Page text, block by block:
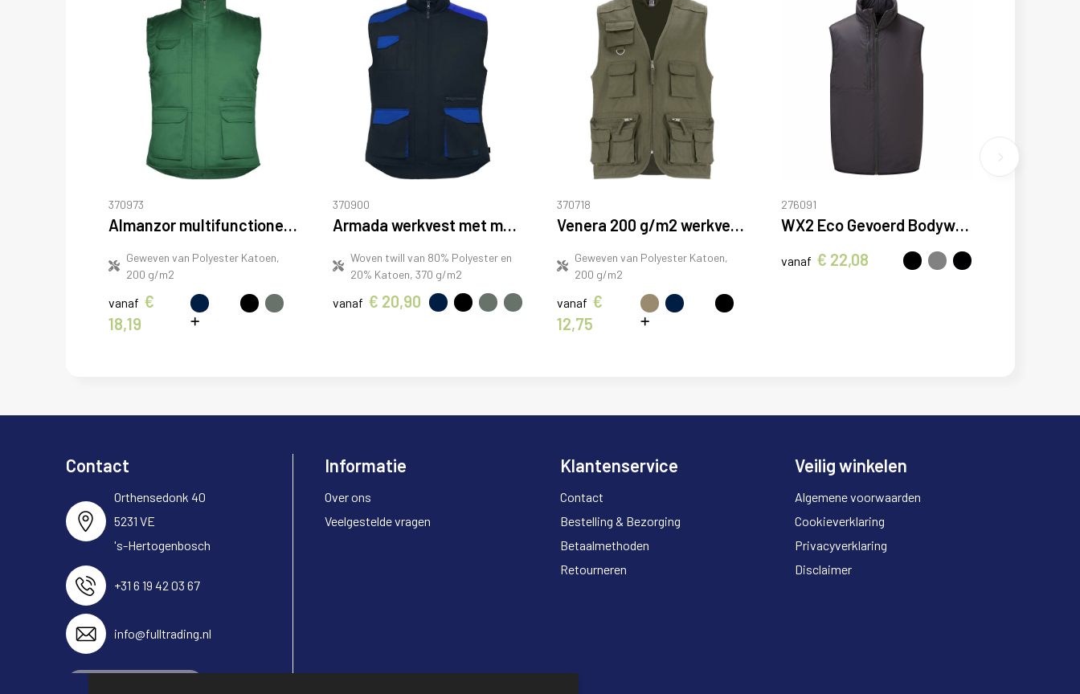
370973
Almanzor multifunctionele werkbodywarmer met hoge kraag
Geweven van Polyester Katoen,
200 g/m2
vanaf €
18,19
370900
Armada werkvest met meerdere zakken
Woven twill van 80% Polyester en
20% Katoen, 370 g/m2
vanaf € 20,90
370718
Venera 200 g/m2 werkvest met V-hals en meerdere zakken
Geweven van Polyester Katoen,
200 g/m2
vanaf €
12,75
276091
WX2 Eco Gevoerd Bodywarmer
vanaf € 22,08
Contact
Orthensedonk 40
5231 VE
's-Hertogenbosch
+31 6 19 42 03 67
info@fulltrading.nl
Informatie
Over ons
Veelgestelde vragen
Klantenservice
Contact
Bestelling & Bezorging
Betaalmethoden
Retourneren
Veilig winkelen
Algemene voorwaarden
Cookieverklaring
Privacyverklaring
Disclaimer